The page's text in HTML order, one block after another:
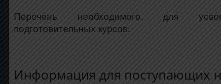
Перечень необходимого, для
подготовительных курсов.
Информация для поступающих